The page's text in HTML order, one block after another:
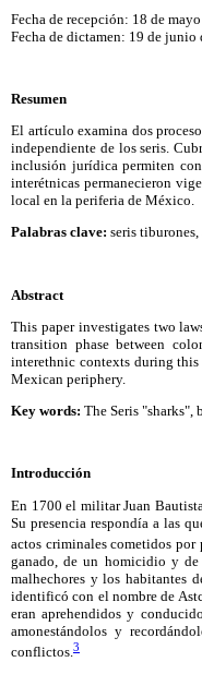
Fecha de recepción: 18 de
Fecha de dictamen: 19 de junio
Resumen
El artículo examina dos
independiente de los seris.
inclusión jurídica permiten
interétnicas permanecieron
local en la periferia de México.
Palabras clave: seris
Abstract
This paper investigates two
transition phase between
interethnic contexts during this
Mexican periphery.
Key words: The Seris "sharks",
Introducción
En 1700 el militar Juan
Su presencia respondía a las
actos criminales cometidos
ganado, de un homicidio y de
malhechores y los habitantes
identificó con el nombre de
eran aprehendidos y
amonestándolos y
conflictos.3